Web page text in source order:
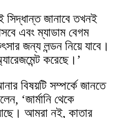
সিদ্ধান্ত জানাবে তখনই
এবং ম্যাডাম বেগম
জন্য লন্ডন নিয়ে যাবে।
করেছে।’
বিষয়টি সম্পর্কে জানতে
‘জার্মানি থেকে
আমরা নই, কাতার